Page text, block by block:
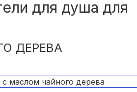
для душа для
ДЕРЕВА